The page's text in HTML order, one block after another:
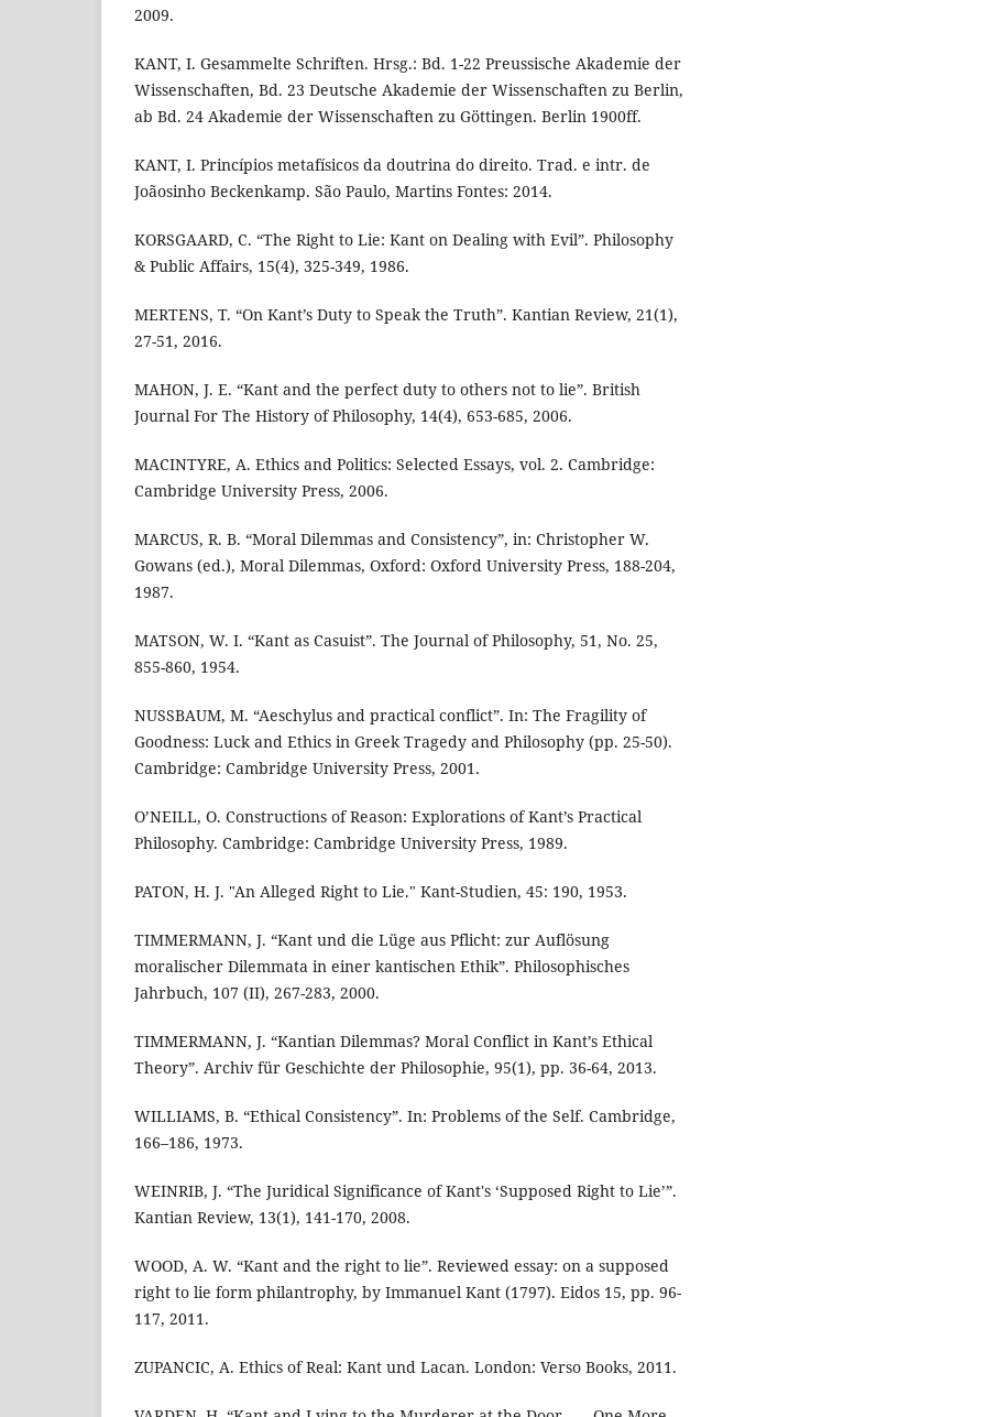
2009.
KANT, I. Gesammelte Schriften. Hrsg.: Bd. 1-22 Preussische Akademie der
Wissenschaften, Bd. 23 Deutsche Akademie der Wissenschaften zu Berlin,
ab Bd. 24 Akademie der Wissenschaften zu Göttingen. Berlin 1900ff.
KANT, I. Princípios metafísicos da doutrina do direito. Trad. e intr. de
Joãosinho Beckenkamp. São Paulo, Martins Fontes: 2014.
KORSGAARD, C. “The Right to Lie: Kant on Dealing with Evil”. Philosophy
& Public Affairs, 15(4), 325-349, 1986.
MERTENS, T. “On Kant’s Duty to Speak the Truth”. Kantian Review, 21(1),
27-51, 2016.
MAHON, J. E. “Kant and the perfect duty to others not to lie”. British
Journal For The History of Philosophy, 14(4), 653-685, 2006.
MACINTYRE, A. Ethics and Politics: Selected Essays, vol. 2. Cambridge:
Cambridge University Press, 2006.
MARCUS, R. B. “Moral Dilemmas and Consistency”, in: Christopher W.
Gowans (ed.), Moral Dilemmas, Oxford: Oxford University Press, 188-204,
1987.
MATSON, W. I. “Kant as Casuist”. The Journal of Philosophy, 51, No. 25,
855-860, 1954.
NUSSBAUM, M. “Aeschylus and practical conflict”. In: The Fragility of
Goodness: Luck and Ethics in Greek Tragedy and Philosophy (pp. 25-50).
Cambridge: Cambridge University Press, 2001.
O’NEILL, O. Constructions of Reason: Explorations of Kant’s Practical
Philosophy. Cambridge: Cambridge University Press, 1989.
PATON, H. J. "An Alleged Right to Lie." Kant-Studien, 45: 190, 1953.
TIMMERMANN, J. “Kant und die Lüge aus Pflicht: zur Auflösung
moralischer Dilemmata in einer kantischen Ethik”. Philosophisches
Jahrbuch, 107 (II), 267-283, 2000.
TIMMERMANN, J. “Kantian Dilemmas? Moral Conflict in Kant’s Ethical
Theory”. Archiv für Geschichte der Philosophie, 95(1), pp. 36-64, 2013.
WILLIAMS, B. “Ethical Consistency”. In: Problems of the Self. Cambridge,
166–186, 1973.
WEINRIB, J. “The Juridical Significance of Kant's ‘Supposed Right to Lie’”.
Kantian Review, 13(1), 141-170, 2008.
WOOD, A. W. “Kant and the right to lie”. Reviewed essay: on a supposed
right to lie form philantrophy, by Immanuel Kant (1797). Eidos 15, pp. 96-
117, 2011.
ZUPANCIC, A. Ethics of Real: Kant und Lacan. London: Verso Books, 2011.